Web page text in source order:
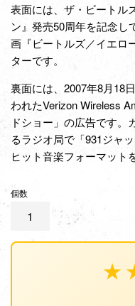
表面には、ザ・ビートル
ン』発売50周年を記念し
画『ビートルズ／イエロ
ターです。
裏面には、2007年8月18
われたVerizon Wireless
ドショー」の広告です。
るラジオ局で「931ジャ
ヒット音楽フォーマット
個数